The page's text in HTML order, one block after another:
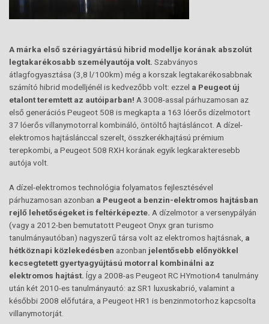
A márka első szériagyártású hibrid modellje korának abszolút
legtakarékosabb személyautója volt. Szabványos
átlagfogyasztása (3,8 l/100km) még a korszak legtakarékosabbnak
számító hibrid modelljénél is kedvezőbb volt: ezzel a Peugeot új
etalont teremtett az autóiparban! A 3008-assal párhuzamosan az
első generációs Peugeot 508 is megkapta a 163 lóerős dízelmotort
37 lóerős villanymotorral kombináló, öntöltő hajtásláncot. A dízel-
elektromos hajtáslánccal szerelt, összkerékhajtású prémium
terepkombi, a Peugeot 508 RXH korának egyik legkarakteresebb
autója volt.
A dízel-elektromos technológia folyamatos fejlesztésével
párhuzamosan azonban a Peugeot a benzin-elektromos hajtásban
rejlő lehetőségeket is feltérképezte. A dízelmotor a versenypályán
(vagy a 2012-ben bemutatott Peugeot Onyx gran turismo
tanulmányautóban) nagyszerű társa volt az elektromos hajtásnak, a
hétköznapi közlekedésben azonban jelentősebb előnyökkel
kecsegtetett gyertyagyújtású motorral kombinálni az
elektromos hajtást. Így a 2008-as Peugeot RC HYmotion4 tanulmány
után két 2010-es tanulmányautó: az SR1 luxuskabrió, valamint a
későbbi 2008 előfutára, a Peugeot HR1 is benzinmotorhoz kapcsolta
villanymotorját.